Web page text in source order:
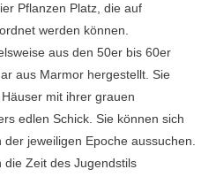
Pflanzen Platz, die auf
werden können.
aus den 50er bis 60er
aus Marmor hergestellt. Sie
mit ihrer grauen
edlen Schick. Sie können sich
der jeweiligen Epoche aussuchen.
die Zeit des Jugendstils